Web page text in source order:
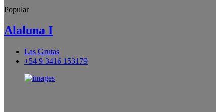
Popular
Alaluna I
Las Grutas
+54 9 3416 153179